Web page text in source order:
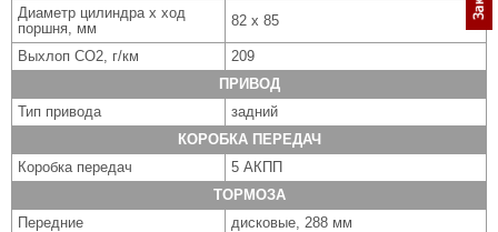
Диаметр цилиндра x ход
поршня, мм
82 x 85
Выхлоп CO2, г/км
209
ПРИВОД
Тип привода
задний
КОРОБКА ПЕРЕДАЧ
Коробка передач
5 АКПП
ТОРМОЗА
Передние
дисковые, 288 мм